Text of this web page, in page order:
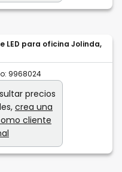
LED para oficina Jolinda,
9968024
precios
crea una
cliente